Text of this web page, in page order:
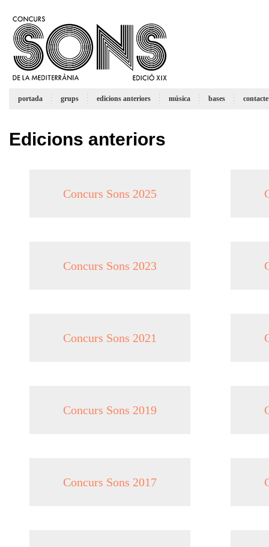
portada grups edicions anteriors música bases contacte
Edicions anteriors
Concurs Sons 2025
Concurs Sons 2023
Concurs Sons 2021
Concurs Sons 2019
Concurs Sons 2017